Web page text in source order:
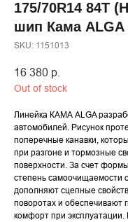
175/70R14 84T
шип Кама ALGA
SKU: 1151013
16 380 р.
Out of stock
Линейка КАМА ALGA
автомобилей. Рисунок
поперечные канавки,
при разгоне и тормозные
поверхности. За счет
степень самоочищаемости
дополняют сцепные
поворотах и обеспечивают
комфорт при